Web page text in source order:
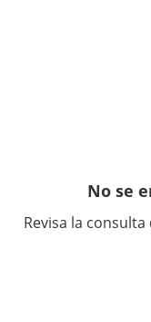
No se
Revisa la